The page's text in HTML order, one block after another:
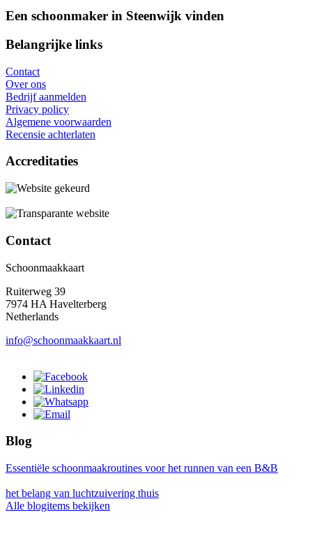
Een schoonmaker in Steenwijk vinden
Belangrijke links
Contact
Over ons
Bedrijf aanmelden
Privacy policy
Algemene voorwaarden
Recensie achterlaten
Accreditaties
Contact
Schoonmaakkaart
Ruiterweg 39
7974 HA Havelterberg
Netherlands
info@schoonmaakkaart.nl
Blog
Essentiële schoonmaakroutines voor het runnen van een B&B
het belang van luchtzuivering thuis
Alle blogitems bekijken